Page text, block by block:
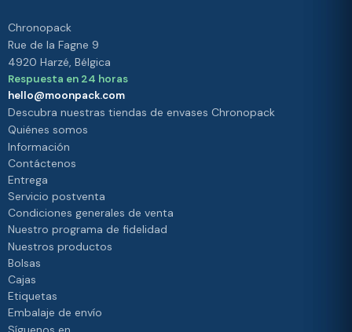
Chronopack
Rue de la Fagne 9
4920 Harzé, Bélgica
Respuesta en 24 horas
hello@moonpack.com
Descubra nuestras tiendas de envases Chronopack
Quiénes somos
Información
Contáctenos
Entrega
Servicio postventa
Condiciones generales de venta
Nuestro programa de fidelidad
Nuestros productos
Bolsas
Cajas
Etiquetas
Embalaje de envío